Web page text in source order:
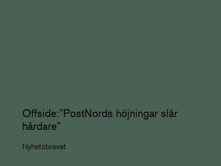
Offside:”PostNords höjningar slår
hårdare”
Nyhetsbrevet